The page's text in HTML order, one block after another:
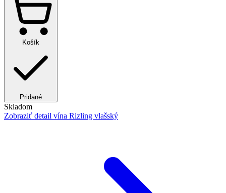
Košík
Pridané
Skladom
Zobraziť detail vína Rizling vlašský